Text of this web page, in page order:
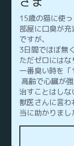
15歳の猫に使っ
部屋に口臭が
ですが、
3日間でほぼ無
ただゼロにはな
一番臭い時を「
治すことはしな
獣医さんに言
当に助かりまし